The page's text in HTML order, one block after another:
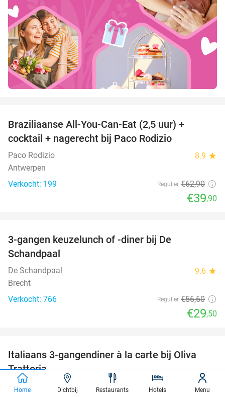
Braziliaanse All-You-Can-Eat (2,5 uur) +
cocktail + nagerecht bij Paco Rodizio
Paco Rodizio 8.9 star
Antwerpen
Verkocht: 199
Regulier €62,90
€39,90
3-gangen keuzelunch of -diner bij De
Schandpaal
De Schandpaal 9.6 star
Brecht
Verkocht: 766
Regulier €56,60
€29,50
29%
Italiaans 3-gangendiner à la carte bij Oliva
Trattoria
Oliva Trattoria 9.6
Home Dichtbij Restaurants Hotels Menu